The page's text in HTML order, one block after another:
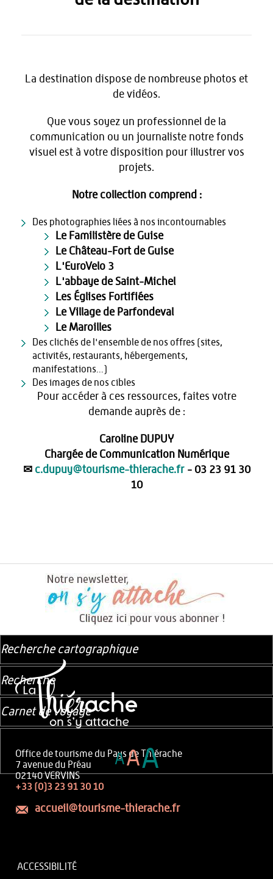
La destination dispose de nombreuse photos et
de vidéos.
Que vous soyez un professionnel de la
communication ou un journaliste notre fonds
visuel est à votre disposition pour illustrer vos
projets.
Notre collection comprend :
Des photographies liées à nos incontournables
Le Familistère de Guise
Le Château-Fort de Guise
L'EuroVelo 3
L'abbaye de Saint-Michel
Les Églises Fortifiées
Le Village de Parfondeval
Le Maroilles
Des clichés de l'ensemble de nos offres (sites,
activités, restaurants, hébergements,
manifestations...)
Des images de nos cibles
Pour accéder à ces ressources, faites votre
demande auprès de :
Caroline DUPUY
Chargée de Communication Numérique
✉ c.dupuy@tourisme-thierache.fr- 03 23 91 30
10
Office de tourisme du Pays de Thiérache
7 avenue du Préau
02140 VERVINS
+33 (0)3 23 91 30 10
accueil@tourisme-thierache.fr
ACCESSIBILITÉ
Recherche cartographique
Recherche
Carnet de voyage
AAA